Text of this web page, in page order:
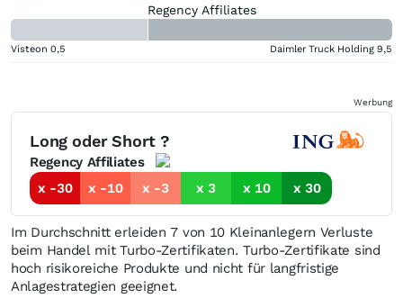
Regency Affiliates
Visteon 0,5 Daimler Truck Holding 9,5
Werbung
Long oder Short ?
Regency Affiliates
x -30
x -10 x -3 x 3 x 10 x 30
Im Durchschnitt erleiden 7 von 10 Kleinanlegern Verluste
beim Handel mit Turbo-Zertifikaten. Turbo-Zertifikate sind
hoch risikoreiche Produkte und nicht für langfristige
Anlagestrategien geeignet.